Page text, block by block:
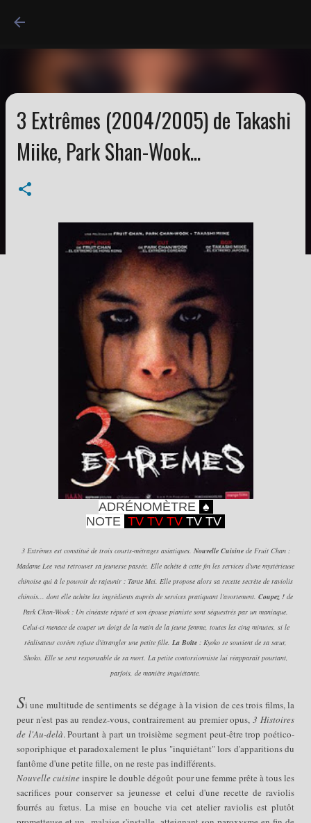
3 Extrêmes (2004/2005) de Takashi
Miike, Park Shan-Wook...
ADRÉNOMÈTRE ♠
NOTE TV TV TV TV TV
3 Extrêmes est constitué de trois courts-métrages asiatiques. Nouvelle Cuisinede Fruit Chan :
Madame Lee veut retrouver sa jeunesse passée. Elle achète à cette fin les services d'une mystérieuse
chinoise qui à le pouvoir de rajeunir : Tante Mei. Elle propose alors sa recette secrète de raviolis
chinois... dont elle achète les ingrédients auprès de services pratiquant l'avortement. Coupez ! de
Park Chan-Wook : Un cinéaste réputé et son épouse pianiste sont séquestrés par un maniaque.
Celui-ci menace de couper un doigt de la main de la jeune femme, toutes les cinq minutes, si le
réalisateur coréen refuse d'étrangler une petite fille. La Boîte : Kyoko se souvient de sa sœur,
Shoko. Elle se sent responsable de sa mort. La petite contorsionniste lui réapparaît pourtant,
parfois, de manière inquiétante.
Si une multitude de sentiments se dégage à la vision de ces trois films, la
peur n'est pas au rendez-vous, contrairement au premier opus,3 Histoires
de l'Au-delà. Pourtant à part un troisième segment peut-être trop poético-
soporiphique et paradoxalement le plus "inquiétant" lors d'apparitions du
fantôme d'une petite fille, on ne reste pas indifférents.
Nouvelle cuisineinspire le double dégoût pour une femme prête à tous les
sacrifices pour conserver sa jeunesse et celui d'une recette de raviolis
fourrés au fœtus. La mise en bouche via cet atelier raviolis est plutôt